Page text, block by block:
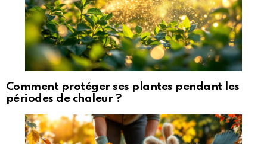
Comment protéger ses plantes pendant les
périodes de chaleur ?